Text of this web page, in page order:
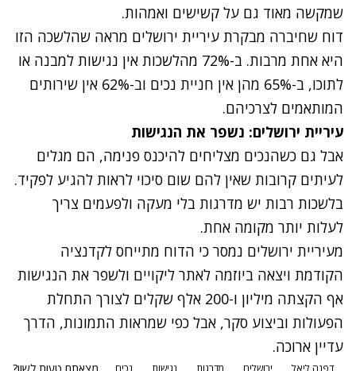
שמקשה מאוד גם על קשישים ואמהות.
דוח שחיברה מבקרת עיריית ירושלים מראה שהלשכה הזו
היא אחת מרבות. ב-72% מהלשכות אין נגישות למבנה או
לתוכו, ב-65% מהן אין חניית נכים וב-62% אין שירותים
המותאמים לצרכיהם.
עיריית ירושלים: נשפר את הנגישות
אבל גם כשהנכים מצליחים להיכנס פנימה, הם מגלים
לעיתים קרובות שאין להם שום סיכוי לראות להגיע לפקיד.
בלשכות רבות יש מדרגות בלי מעקה ולפעמים צריך
לעלות יותר מקומה אחת.
מעיריית ירושלים נמסר כי הדוח מתייחס לקדנציה
הקודמת ויצאה ביוזמה לאתר ליקויים ולשפר את הנגישות
אף הקצתה מיליון ו-200 אלף שקלים לצורך התחלת
הפעולות וביצוע סקר, אבל כפי שמראות התמונות, הדרך
עדיין ארוכה.
דפנה ליאל ירושלים מדרגות נגישות נכים